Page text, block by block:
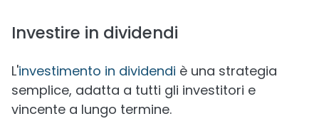
Investire in dividendi
L'investimento in dividendi è una strategia
semplice, adatta a tutti gli investitori e
vincente a lungo termine.